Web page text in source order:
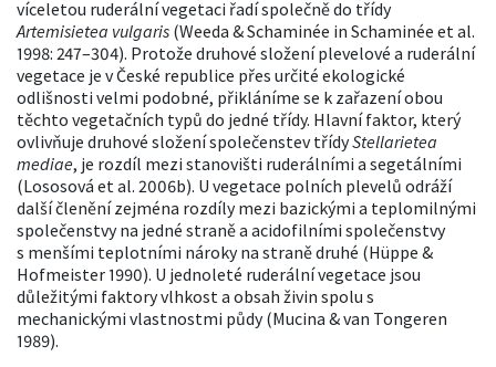
víceletou ruderální vegetaci řadí společně do třídy
Artemisietea vulgaris (Weeda & Schaminée in Schaminée et al.
1998: 247–304). Protože druhové složení plevelové a ruderální
vegetace je v České republice přes určité ekologické
odlišnosti velmi podobné, přikláníme se k zařazení obou
těchto vegetačních typů do jedné třídy. Hlavní faktor, který
ovlivňuje druhové složení společenstev třídyStellarietea
mediae, je rozdíl mezi stanovišti ruderálními a segetálními
(Lososová et al. 2006b). U vegetace polních plevelů odráží
další členění zejména rozdíly mezi bazickými a teplomilnými
společenstvy na jedné straně a acidofilními společenstvy
s menšími teplotními nároky na straně druhé (Hüppe &
Hofmeister 1990). U jednoleté ruderální vegetace jsou
důležitými faktory vlhkost a obsah živin spolu s
mechanickými vlastnostmi půdy (Mucina & van Tongeren
1989).